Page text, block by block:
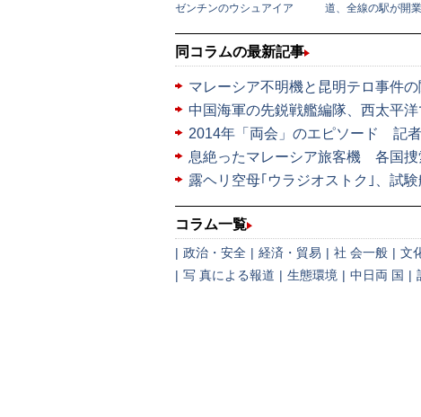
同コラムの最新記事
マレーシア不明機と昆明テロ事件
中国海軍の先鋭戦艦編隊、西太平
2014年「両会」のエピソード 記
息絶ったマレーシア旅客機 各国捜
露ヘリ空母｢ウラジオストク｣、試
コラム一覧
| 政治・安全 | 経済・貿易 | 社 会一般 | 文
| 写 真による報道 | 生態環境 | 中日両 国 |